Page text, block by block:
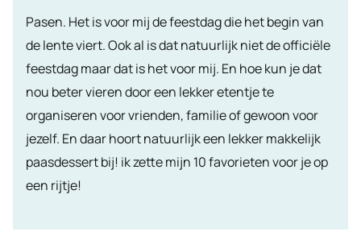
Pasen. Het is voor mij de feestdag die het begin van
de lente viert. Ook al is dat natuurlijk niet de officiële
feestdag maar dat is het voor mij. En hoe kun je dat
nou beter vieren door een lekker etentje te
organiseren voor vrienden, familie of gewoon voor
jezelf. En daar hoort natuurlijk een lekker makkelijk
paasdessert bij! ik zette mijn 10 favorieten voor je op
een rijtje!